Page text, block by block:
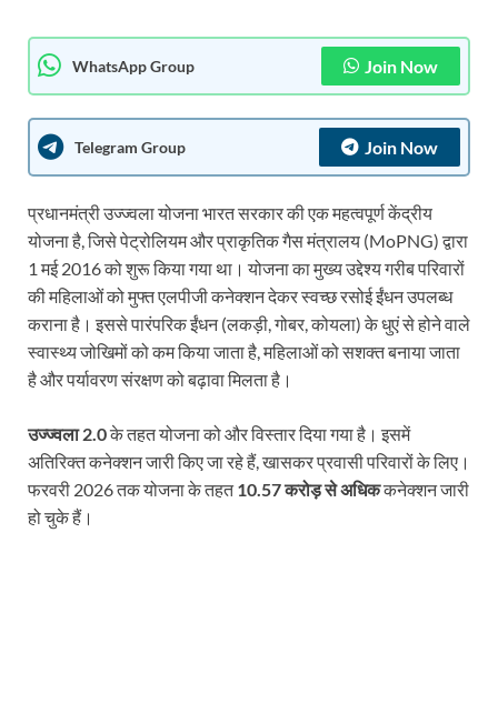
WhatsApp Group Join Now
Telegram Group Join Now
प्रधानमंत्री उज्ज्वला योजना भारत सरकार की एक महत्वपूर्ण केंद्रीय
योजना है, जिसे पेट्रोलियम और प्राकृतिक गैस मंत्रालय (MoPNG) द्वारा
1 मई 2016 को शुरू किया गया था। योजना का मुख्य उद्देश्य गरीब परिवारों
की महिलाओं को मुफ्त एलपीजी कनेक्शन देकर स्वच्छ रसोई ईंधन उपलब्ध
कराना है। इससे पारंपरिक ईंधन (लकड़ी, गोबर, कोयला) के धुएं से होने वाले
स्वास्थ्य जोखिमों को कम किया जाता है, महिलाओं को सशक्त बनाया जाता
है और पर्यावरण संरक्षण को बढ़ावा मिलता है।
उज्ज्वला 2.0के तहत योजना को और विस्तार दिया गया है। इसमें
अतिरिक्त कनेक्शन जारी किए जा रहे हैं, खासकर प्रवासी परिवारों के लिए।
फरवरी 2026 तक योजना के तहत10.57 करोड़ से अधिककनेक्शन जारी
हो चुके हैं।